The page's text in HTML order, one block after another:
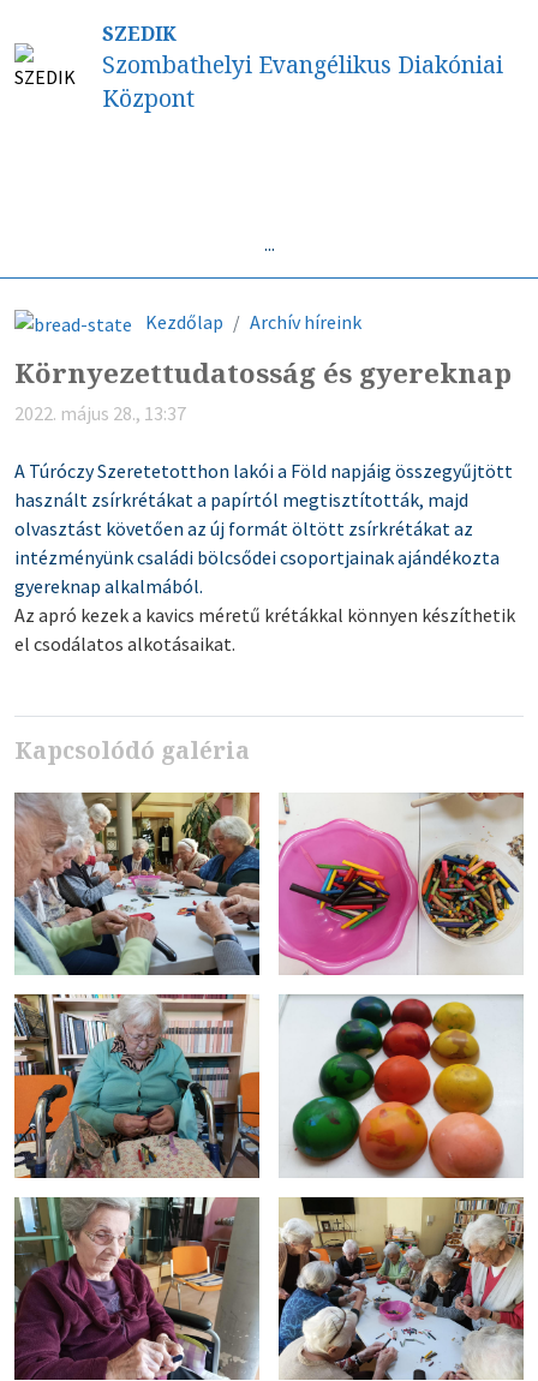
SZEDIK
Szombathelyi Evangélikus Diakóniai
Központ
...
Kezdőlap Archív híreink
Környezettudatosság és gyereknap
2022. május 28., 13:37
A Túróczy Szeretetotthon lakói a Föld napjáig összegyűjtött
használt zsírkrétákat a papírtól megtisztították, majd
olvasztást követően az új formát öltött zsírkrétákat az
intézményünk családi bölcsődei csoportjainak ajándékozta
gyereknap alkalmából.
Az apró kezek a kavics méretű krétákkal könnyen készíthetik
el csodálatos alkotásaikat.
Kapcsolódó galéria